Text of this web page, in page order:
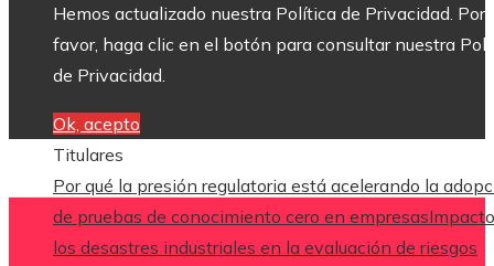
Hemos actualizado nuestra Política de Privacidad. Por
favor, haga clic en el botón para consultar nuestra
de Privacidad.
Ok, acepto
Titulares
Por qué la presión regulatoria está acelerando la
de pruebas de conocimiento cero en empresas
los desastres industriales en la evaluación de riesgos